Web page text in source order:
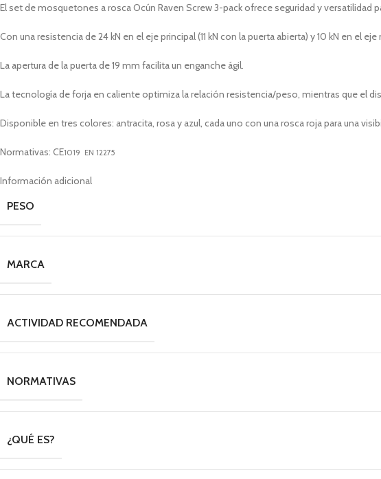
El set de mosquetones a rosca Ocún Raven Screw 3-pack ofrece seguridad y versatilidad
Con una resistencia de 24 kN en el eje principal (11 kN con la puerta abierta) y 10 kN en el
La apertura de la puerta de 19 mm facilita un enganche ágil.
La tecnología de forja en caliente optimiza la relación resistencia/peso, mientras que el
Disponible en tres colores: antracita, rosa y azul, cada uno con una rosca roja para una
Normativas: CE1019 EN 12275
Información adicional
PESO
MARCA
ACTIVIDAD RECOMENDADA
NORMATIVAS
¿QUÉ ES?